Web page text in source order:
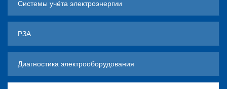
Системы учёта электроэнергии
РЗА
Диагностика электрооборудования